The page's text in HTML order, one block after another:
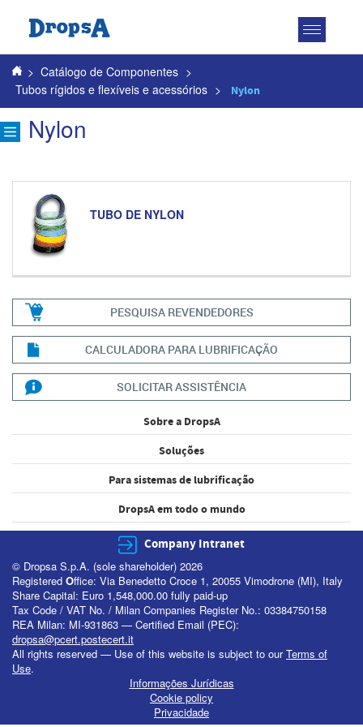
Toggle
> Catálogo de Componentes >
Tubos rígidos e flexíveis e acessórios > Nylon
Nylon
TUBO DE NYLON
PESQUISA REVENDEDORES
CALCULADORA PARA LUBRIFICAÇÃO
SOLICITAR ASSISTÊNCIA
Sobre a DropsA
Soluções
Para sistemas de lubrificação
DropsA em todo o mundo
Company Intranet
© Dropsa S.p.A. (sole shareholder) 2026
Registered Office: Via Benedetto Croce 1, 20055 Vimodrone (MI), Italy
Share Capital: Euro 1,548,000.00 fully paid-up
Tax Code / VAT No. / Milan Companies Register No.: 03384750158
REA Milan: MI-931863 — Certified Email (PEC):
dropsa@pcert.postecert.it
All rights reserved — Use of this website is subject to ourTerms of
Use.
Informações Jurídicas
Cookie policy
Privacidade